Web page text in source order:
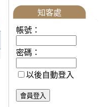
知客處
帳號：
密碼：
以後自動登入